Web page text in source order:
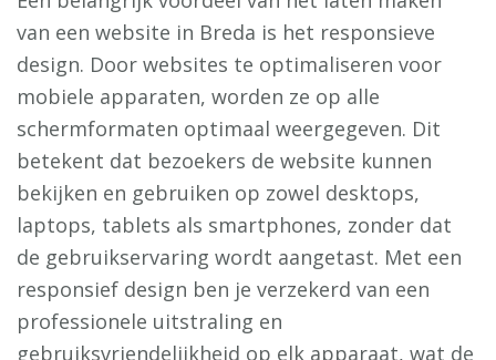
van een website in Breda is het responsieve
design. Door websites te optimaliseren voor
mobiele apparaten, worden ze op alle
schermformaten optimaal weergegeven. Dit
betekent dat bezoekers de website kunnen
bekijken en gebruiken op zowel desktops,
laptops, tablets als smartphones, zonder dat
de gebruikservaring wordt aangetast. Met een
responsief design ben je verzekerd van een
professionele uitstraling en
gebruiksvriendelijkheid op elk apparaat, wat de